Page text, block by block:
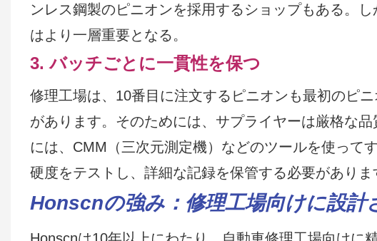
ンレス鋼製のピニオンを採用するショップもある。
はより一層重要となる。
3. バッチごとに一貫性を保つ
修理工場は、10番目に注文するピニオンも最初のピ
があります。そのためには、サプライヤーは厳格な
には、CMM（三次元測定機）などのツールを使って
硬度をテストし、詳細な記録を保管する必要がありま
Honscnの強み：修理工場向けに設計